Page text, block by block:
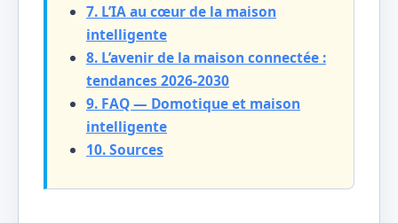
7. L’IA au cœur de la maison
intelligente
8. L’avenir de la maison connectée :
tendances 2026-2030
9. FAQ — Domotique et maison
intelligente
10. Sources